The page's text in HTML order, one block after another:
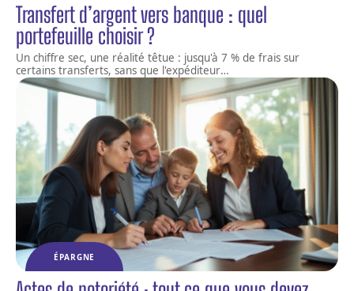
Transfert d’argent vers banque : quel
portefeuille choisir ?
Un chiffre sec, une réalité têtue : jusqu'à 7 % de frais sur
certains transferts, sans que l'expéditeur…
ÉPARGNE